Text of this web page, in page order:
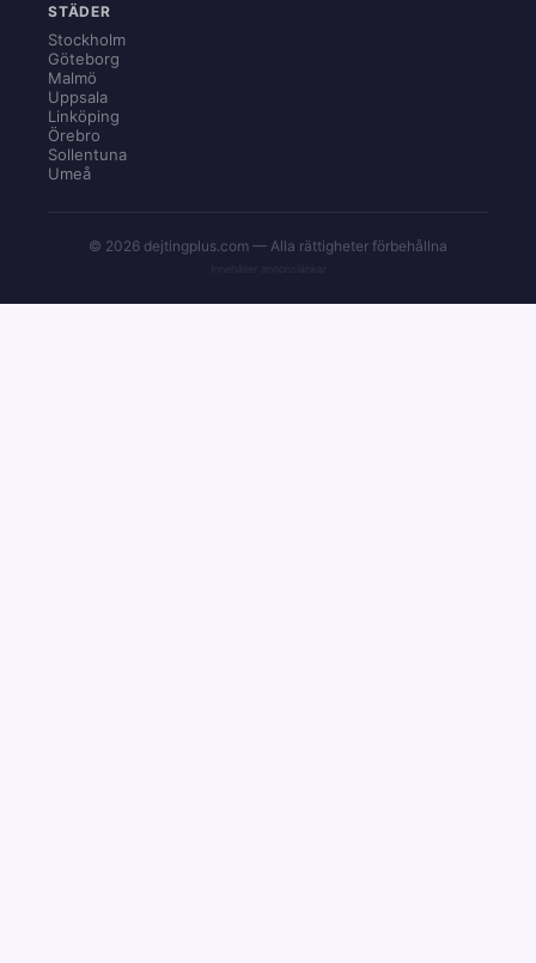
STÄDER
Stockholm
Göteborg
Malmö
Uppsala
Linköping
Örebro
Sollentuna
Umeå
© 2026 dejtingplus.com — Alla rättigheter förbehållna